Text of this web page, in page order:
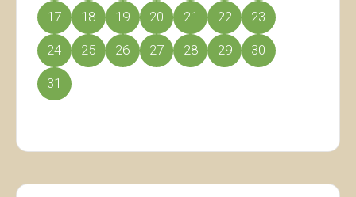
17 18 19 20 21 22 23
24 25 26 27 28 29 30
31